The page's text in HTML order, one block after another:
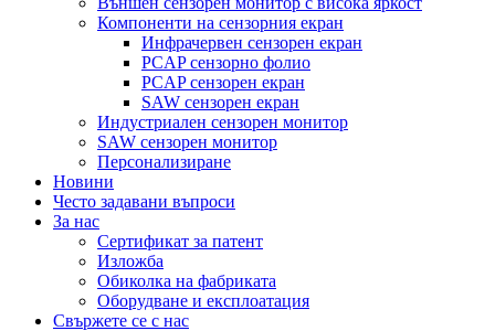
Компоненти на сензорния екран
Инфрачервен сензорен екран
PCAP сензорно фолио
PCAP сензорен екран
SAW сензорен екран
Индустриален сензорен монитор
SAW сензорен монитор
Персонализиране
Новини
Често задавани въпроси
За нас
Сертификат за патент
Изложба
Обиколка на фабриката
Оборудване и експлоатация
Свържете се с нас